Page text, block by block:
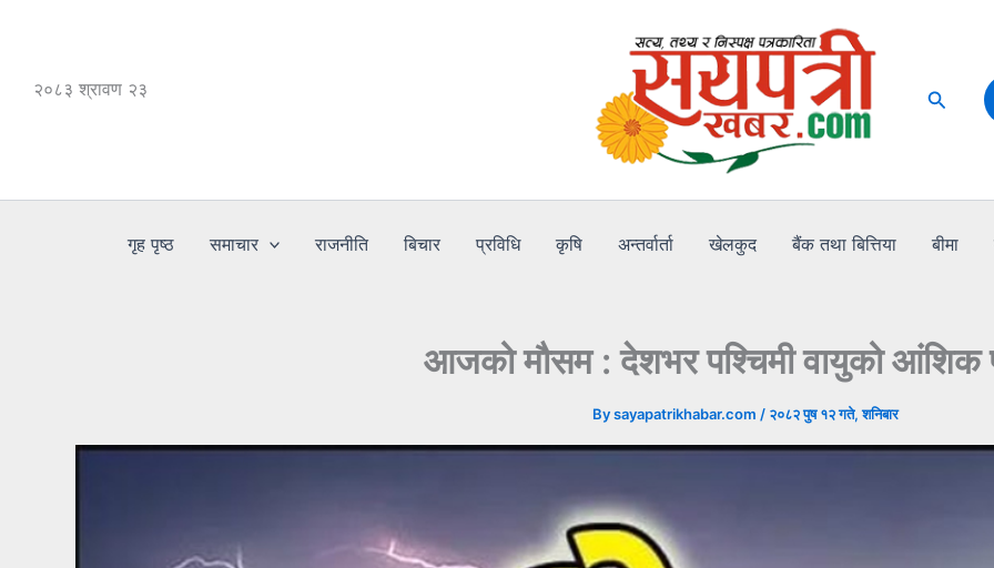
२०८३ श्रावण २३
Search
गृह पृष्ठ समाचार राजनीति बिचार प्रविधि कृषि अन्तर्वार्ता खेलकुद बैंक तथा बित्तिया बीमा
आजको मौसम : देशभर पश्चिमी वायुको आंशिक
Bysayapatrikhabar.com / २०८२ पुष १२ गते, शनिबार